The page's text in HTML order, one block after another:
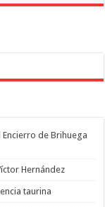
de Brihuega
Hernández
taurina